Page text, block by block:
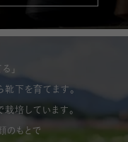
」
下を育てます。
培しています。
のもとで